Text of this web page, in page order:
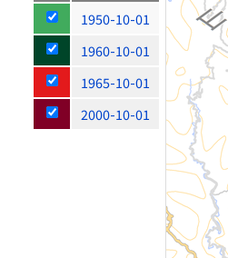
1950-10-01
1960-10-01
1965-10-01
2000-10-01